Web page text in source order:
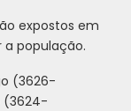
expostos em
a população.
(3626-
(3624-